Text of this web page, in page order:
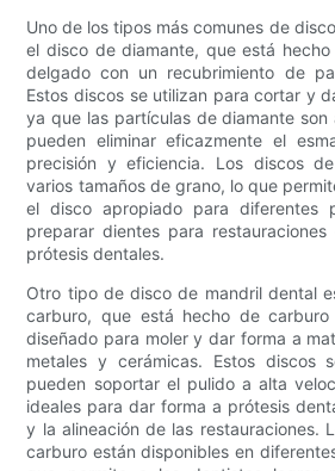
Uno de los tipos más comunes de
el disco de diamante, que está
delgado con un recubrimiento de
Estos discos se utilizan para cortar y
ya que las partículas de diamante son
pueden eliminar eficazmente el
precisión y eficiencia. Los discos
varios tamaños de grano, lo que
el disco apropiado para diferentes
preparar dientes para
prótesis dentales.
Otro tipo de disco de mandril dental
carburo, que está hecho de
diseñado para moler y dar forma a
metales y cerámicas. Estos discos
pueden soportar el pulido a alta
ideales para dar forma a prótesis
y la alineación de las restauraciones.
carburo están disponibles en